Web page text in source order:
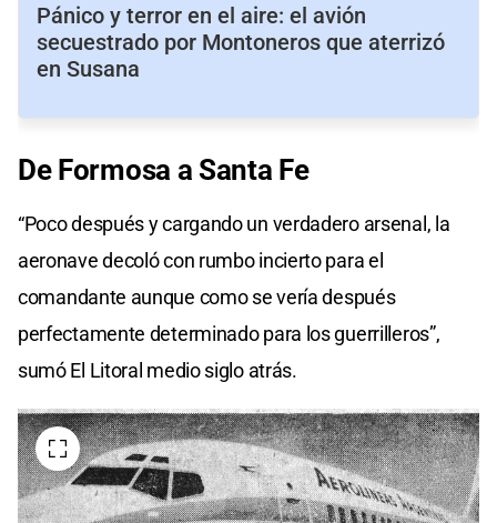
Pánico y terror en el aire: el avión
secuestrado por Montoneros que aterrizó
en Susana
De Formosa a Santa Fe
“Poco después y cargando un verdadero arsenal, la
aeronave decoló con rumbo incierto para el
comandante aunque como se vería después
perfectamente determinado para los guerrilleros”,
sumó El Litoral medio siglo atrás.